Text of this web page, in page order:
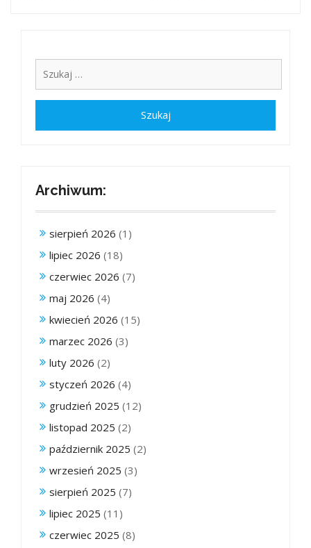
Archiwum:
sierpień 2026 (1)
lipiec 2026 (18)
czerwiec 2026 (7)
maj 2026 (4)
kwiecień 2026 (15)
marzec 2026 (3)
luty 2026 (2)
styczeń 2026 (4)
grudzień 2025 (12)
listopad 2025 (2)
październik 2025 (2)
wrzesień 2025 (3)
sierpień 2025 (7)
lipiec 2025 (11)
czerwiec 2025 (8)